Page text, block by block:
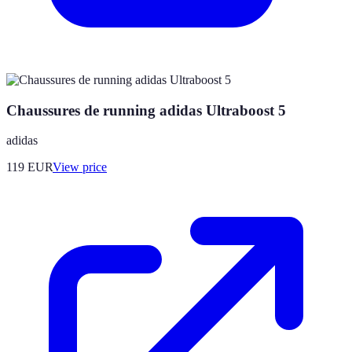
Chaussures de running adidas Ultraboost 5
adidas
119 EURView price